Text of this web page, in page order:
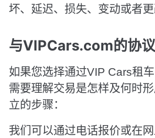
坏、延迟、损失、变动或者
与VIPCars.com的协
如果您选择通过VIP Cars租
需要理解交易是怎样及何时
立的步骤：
我们可以通过电话报价或在